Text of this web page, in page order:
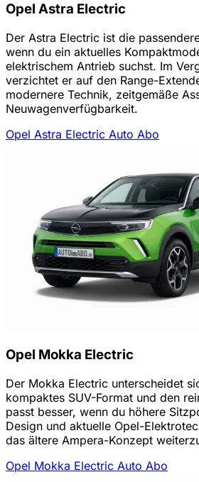
Opel Astra Electric
Der Astra Electric ist die
wenn du ein aktuelles
elektrischem Antrieb suchst. Im
verzichtet er auf den Range-
modernere Technik, zeitgemäße
Neuwagenverfügbarkeit.
Opel Astra Electric Auto Abo
Opel Mokka Electric
Der Mokka Electric unterscheidet
kompaktes SUV-Format und den
passt besser, wenn du höhere
Design und aktuelle Opel-
das ältere Ampera-Konzept
Opel Mokka Electric Auto Abo